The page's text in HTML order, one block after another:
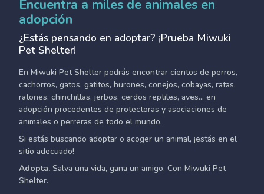
Encuentra a miles de animales en
adopción
¿Estás pensando en adoptar? ¡Prueba Miwuki
Pet Shelter!
En Miwuki Pet Shelter podrás encontrar cientos de perros,
cachorros, gatos, gatitos, hurones, conejos, cobayas, ratas,
ratones, chinchillas, jerbos, cerdos reptiles, aves... en
adopción procedentes de protectoras y asociaciones de
animales o perreras de todo el mundo.
Si estás buscando adoptar o acoger un animal, ¡estás en el
sitio adecuado!
Adopta. Salva una vida, gana un amigo. Con Miwuki Pet
Shelter.